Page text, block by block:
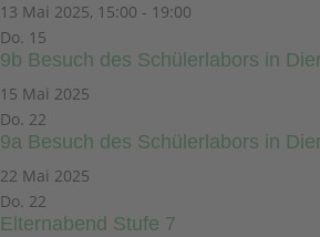
13 Mai 2025, 15:00 - 19:00
Do. 15
9b Besuch des Schülerlabors in
15 Mai 2025
Do. 22
9a Besuch des Schülerlabors in
22 Mai 2025
Do. 22
Elternabend Stufe 7